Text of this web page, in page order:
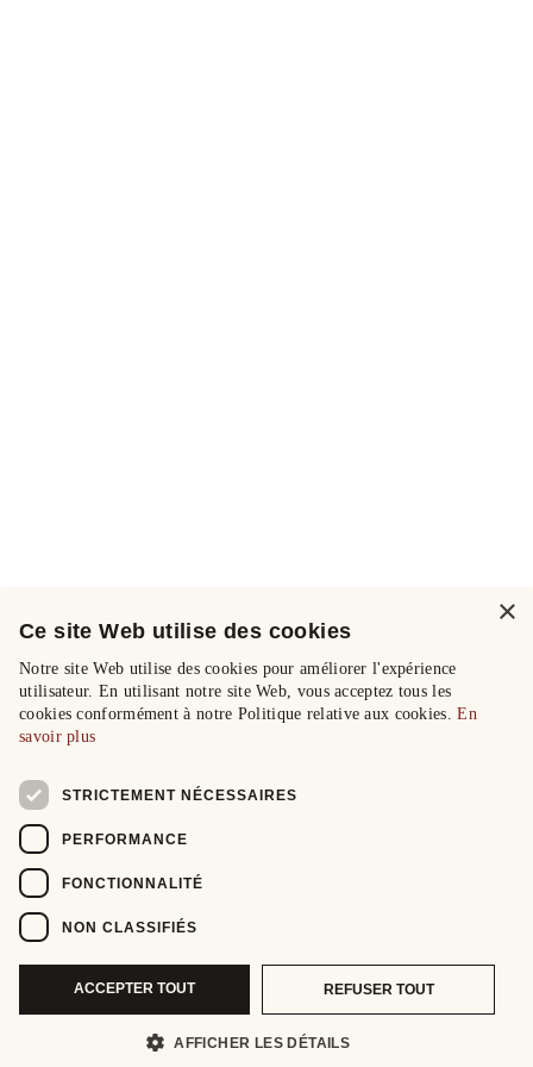
×
Ce site Web utilise des cookies
Notre site Web utilise des cookies pour améliorer l'expérience
utilisateur. En utilisant notre site Web, vous acceptez tous les
cookies conformément à notre Politique relative aux cookies.En
savoir plus
STRICTEMENT NÉCESSAIRES
PERFORMANCE
FONCTIONNALITÉ
NON CLASSIFIÉS
ACCEPTER TOUT REFUSER TOUT
AFFICHER LES DÉTAILS